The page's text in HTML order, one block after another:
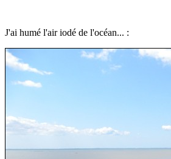
J'ai humé l'air iodé de l'océan... :